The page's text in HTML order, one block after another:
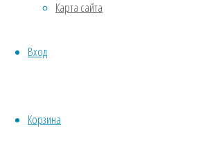
Карта сайта
Вход
Корзина
Хвойники
ИНСТРУМЕНТЫ, ОБОРУДОВАНИЕ